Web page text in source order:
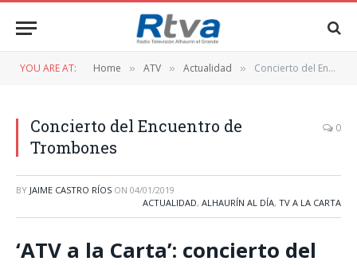
YOU ARE AT: Home » ATV » Actualidad » Concierto del Encuentro de Trombones
Concierto del Encuentro de
Trombones
0
BY JAIME CASTRO RÍOS ON 04/01/2019
ACTUALIDAD, ALHAURÍN AL DÍA, TV A LA CARTA
‘ATV a la Carta’: concierto del